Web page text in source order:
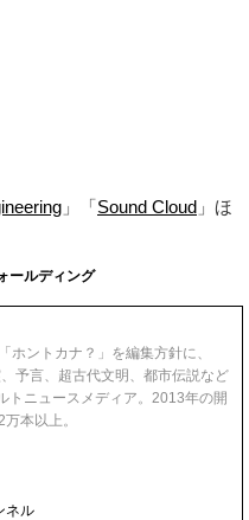
」「Sound Cloud 」ほ
ールディング
ホントカナ？」を編集方針に、
予言、超古代文明、都市伝説など
トニュースメディア。2013年の開
本以上。
ネル